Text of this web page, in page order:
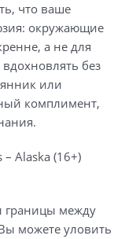
что ваше
окружающие
а не для
без
или
комплимент,
Alaska (16+)
границы между
можете уловить